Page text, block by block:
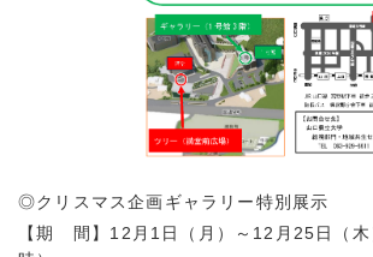
◎クリスマス企画ギャラリー特別展示
【期 間】12月1日（月）～12月25日（